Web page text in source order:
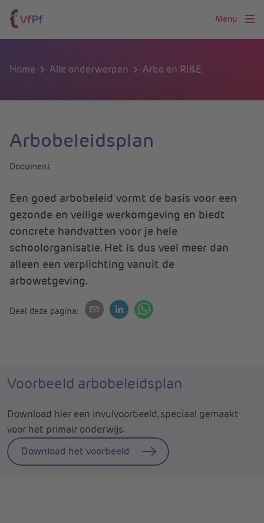
Menu
Home Alle onderwerpen Arbo en RI&E
Arbobeleidsplan
Document
Een goed arbobeleid vormt de basis voor een
gezonde en veilige werkomgeving en biedt
concrete handvatten voor je hele
schoolorganisatie. Het is dus veel meer dan
alleen een verplichting vanuit de
arbowetgeving.
Deel deze pagina:
Voorbeeld arbobeleidsplan
Download hier een invulvoorbeeld, speciaal gemaakt
voor het primair onderwijs.
Download het voorbeeld